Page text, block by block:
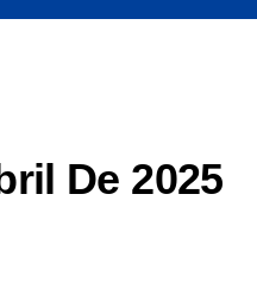
De 2025